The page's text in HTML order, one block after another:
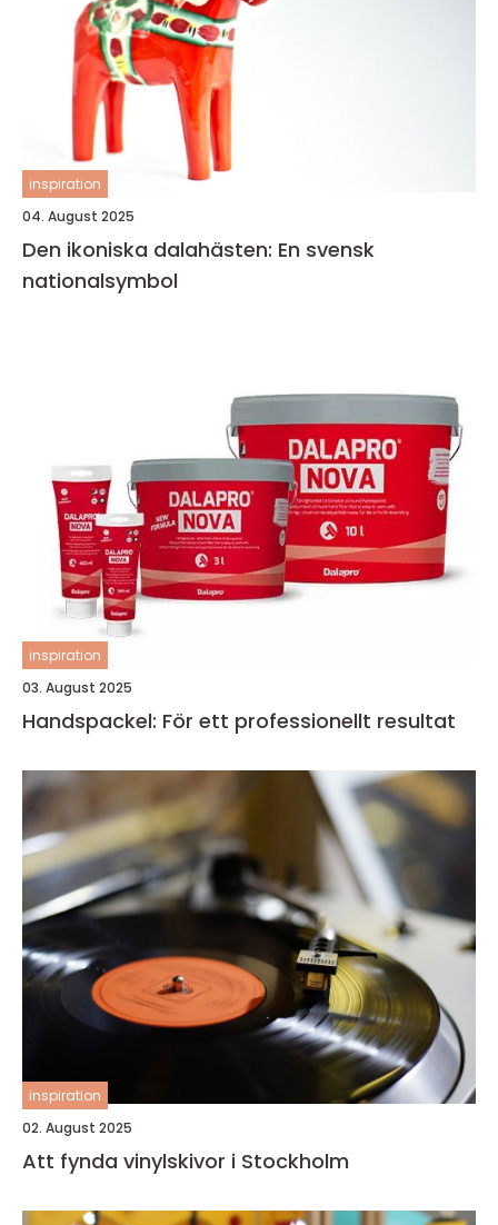
inspiration
04. August 2025
Den ikoniska dalahästen: En svensk
nationalsymbol
inspiration
03. August 2025
Handspackel: För ett professionellt resultat
inspiration
02. August 2025
Att fynda vinylskivor i Stockholm